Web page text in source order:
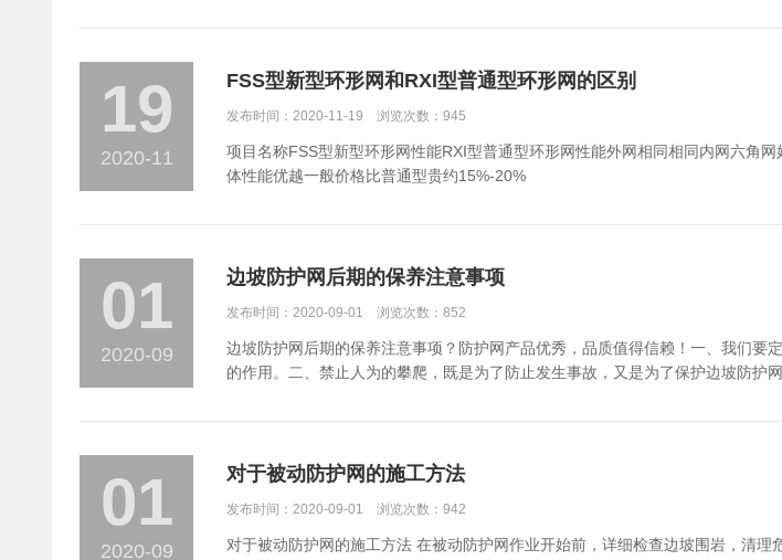
19
2020-11
FSS型新型环形网和RXI型普通型环形网的区别
发布时间：2020-11-19 浏览次数：945
项目名称FSS型新型环形网性能RXI型普通型环形网性能外网相同相同内网六角
体性能优越一般价格比普通型贵约15%-20%
01
2020-09
边坡防护网后期的保养注意事项
发布时间：2020-09-01 浏览次数：852
边坡防护网后期的保养注意事项？防护网产品优秀，品质值得信赖！一、我们
的作用。二、禁止人为的攀爬，既是为了防止发生事故，又是为了保护边坡防护
01
2020-09
对于被动防护网的施工方法
发布时间：2020-09-01 浏览次数：942
对于被动防护网的施工方法 在被动防护网作业开始前，详细检查边坡围岩，清